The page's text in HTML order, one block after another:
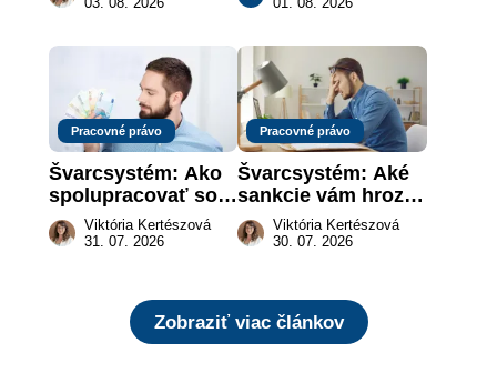
Pracovné právo
Švarcsystém: Ako
spolupracovať so
živnostníkom
legálne a bez
Viktória Kertészová
31. 07. 2026
Pracovné právo
Švarcsystém: Aké
sankcie vám hrozia
a prečo nestačí
zaplatiť pokutu?
Viktória Kertészová
30. 07. 2026
Zobraziť viac článkov